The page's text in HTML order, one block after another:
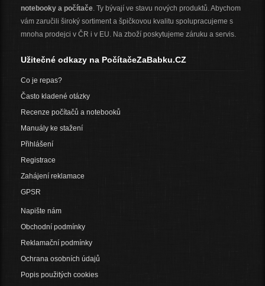
notebooky a počítače. Ty bývají ve stavu nových produktů. Abychom
vám zaručili široký sortiment a špičkovou kvalitu spolupracujeme s
mnoha prodejci v ČR i v EU. Na zboží poskytujeme záruku a servis.
Užitečné odkazy na PočítačeZaBabku.CZ
Co je repas?
Často kladené otázky
Recenze počítačů a notebooků
Manuály ke stažení
Přihlášení
Registrace
Zahájení reklamace
GPSR
Napište nám
Obchodní podmínky
Reklamační podmínky
Ochrana osobních údajů
Popis použitých cookies